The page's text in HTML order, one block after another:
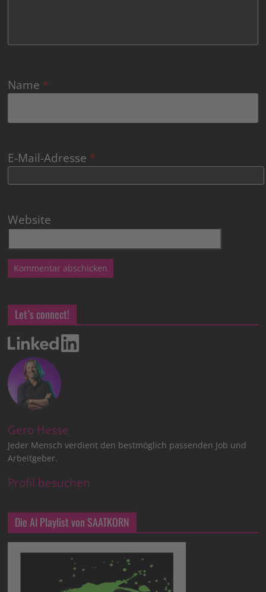
Name *
E-Mail-Adresse *
Website
Let’s connect!
Gero Hesse
Jeder Mensch verdient den bestmöglich passenden Job und
Arbeitgeber.
Profil besuchen
Die AI Playlist von SAATKORN